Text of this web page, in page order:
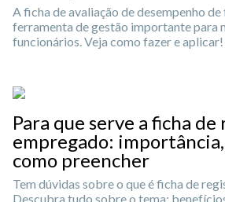
A ficha de avaliação de desempenho
ferramenta de gestão importante para
funcionários. Veja como fazer e aplicar!
Para que serve a ficha
empregado:
como preencher
Tem dúvidas sobre o que é ficha de
Descubra tudo sobre o tema: